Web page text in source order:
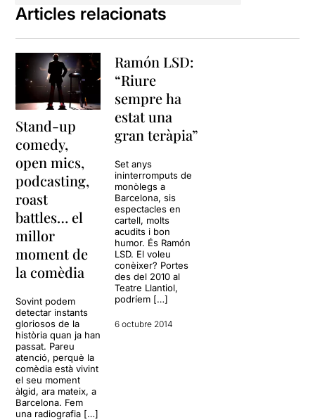
Articles relacionats
Stand-up
comedy,
open mics,
podcasting,
roast
battles… el
millor
moment de
la comèdia
Sovint podem
detectar instants
gloriosos de la
història quan ja han
passat. Pareu
atenció, perquè la
comèdia està vivint
el seu moment
àlgid, ara mateix, a
Barcelona. Fem
una radiografia […]
Ramón LSD:
“Riure
sempre ha
estat una
gran teràpia”
Set anys
ininterromputs de
monòlegs a
Barcelona, sis
espectacles en
cartell, molts
acudits i bon
humor. És Ramón
LSD. El voleu
conèixer? Portes
des del 2010 al
Teatre Llantiol,
podríem […]
6 octubre 2014